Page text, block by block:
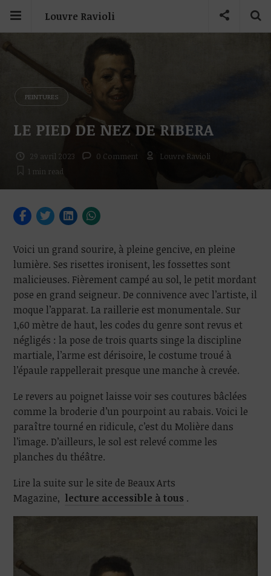
Louvre Ravioli
PEINTURES
LE PIED DE NEZ DE RIBERA
29 avril 2023 0 Comment
Louvre Ravioli
1 min read
Voici un grand sourire, à pleine gencive, en pleine
lumière. Ses risettes ironisent, les fossettes sont
malicieuses. Fièrement campé au sol, le petit mordant
pose en grand seigneur. De connivence avec l’artiste, il
moque l’apparat. La raillerie est monumentale. Sur
1,60 mètre de haut, les codes du genre sont revus et
négligés : la pose de trois quarts singe la discipline
martiale, l’arme est dérisoire, le costume troué à
l’épaule rappellerait presque une manche à crevée.
Le revers au poignet laisse voir ses coutures bâclées
comme la broderie d’un pourpoint au rabais. Voici le
paraître tourné en ridicule, c’est du Molière dans
l’image. D’ailleurs, le sol est relevé comme les
planches du théâtre.
Lire la suite sur le site de Beaux Arts
Magazine, lecture accessible à tous .